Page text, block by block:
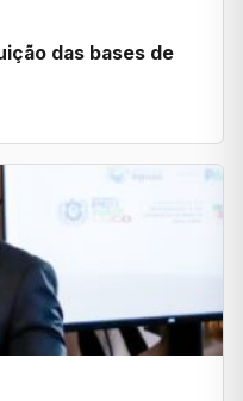
das bases de